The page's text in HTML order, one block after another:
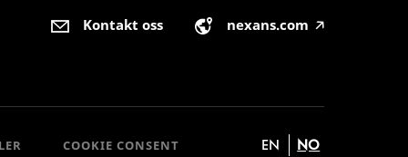
Kontakt oss nexans.com 🡥
COOKIE CONSENT EN NO